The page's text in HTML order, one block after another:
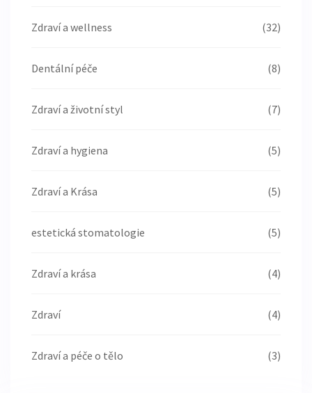
Zdraví a wellness (32)
Dentální péče (8)
Zdraví a životní styl (7)
Zdraví a hygiena (5)
Zdraví a Krása (5)
estetická stomatologie (5)
Zdraví a krása (4)
Zdraví (4)
Zdraví a péče o tělo (3)